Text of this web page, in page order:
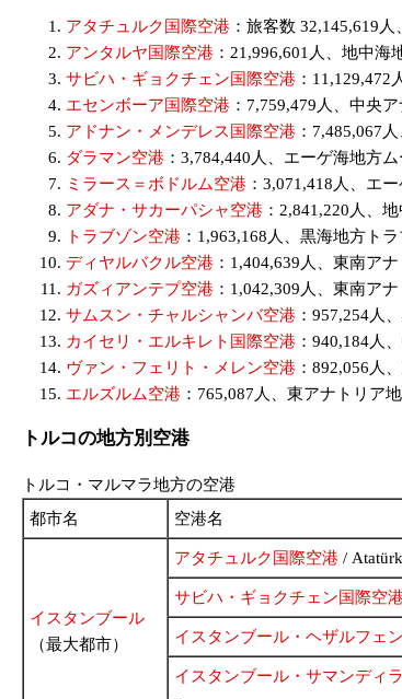
アタチュルク国際空港 ：旅客数 32,145,619
アンタルヤ国際空港 ：21,996,601人、地中海
サビハ・ギョクチェン国際空港 ：
エセンボーア国際空港 ：7,759,479人、中央
アドナン・メンデレス国際空港 ：7,485,067
ダラマン空港 ：3,784,440人、エーゲ海地方
ミラース＝ボドルム空港 ：3,071,418人、エ
アダナ・サカーパシャ空港 ：2,841,220人、
トラブゾン空港 ：1,963,168人、黒海地方ト
ディヤルバクル空港 ：1,404,639人、東南ア
ガズィアンテプ空港 ：1,042,309人、東南ア
サムスン・チャルシャンバ空港 ：957,254人
カイセリ・エルキレト国際空港 ：940,184人
ヴァン・フェリト・メレン空港 ：892,056人
エルズルム空港 ：765,087人、東アナトリア
トルコの地方別空港
トルコ・マルマラ地方の空港
都市名
空港名
イスタンブール
（最大都市）
アタチュルク国際空港 /
サビハ・ギョクチェン国際空港
イスタンブール・ヘザルフェ
イスタンブール・サマンディ